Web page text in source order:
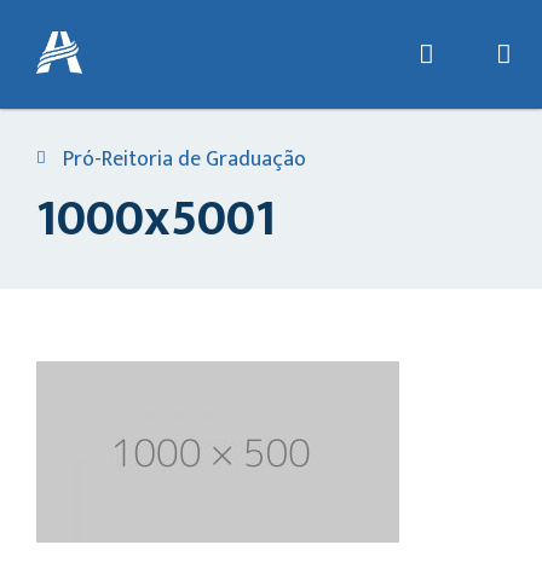
Pró-Reitoria de Graduação
1000x5001